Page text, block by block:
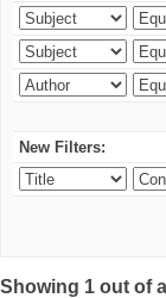
New Filters:
Showing 1 out of